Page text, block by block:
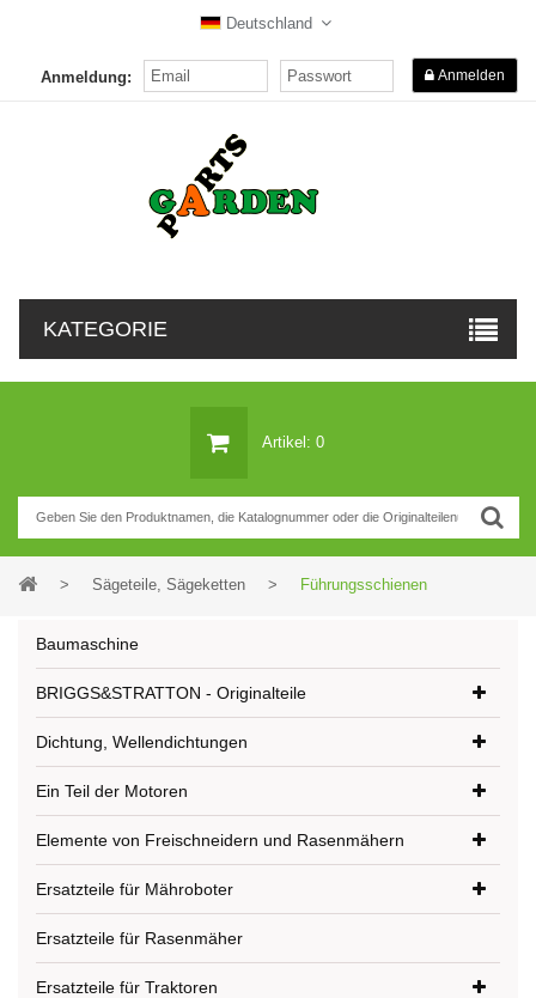
Deutschland
Anmeldung: Anmelden
KATEGORIE
Artikel: 0
> Sägeteile, Sägeketten > Führungsschienen
Baumaschine
BRIGGS&STRATTON - Originalteile
Dichtung, Wellendichtungen
Ein Teil der Motoren
Elemente von Freischneidern und Rasenmähern
Ersatzteile für Mähroboter
Ersatzteile für Rasenmäher
Ersatzteile für Traktoren